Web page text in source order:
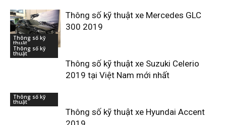
Thông số kỹ
thuật
Thông số kỹ thuật xe Mercedes GLC
300 2019
Thông số kỹ
thuật
Thông số kỹ thuật xe Suzuki Celerio
2019 tại Việt Nam mới nhất
Thông số kỹ
thuật
Thông số kỹ thuật xe Hyundai Accent